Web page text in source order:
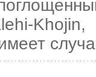
Khojin,